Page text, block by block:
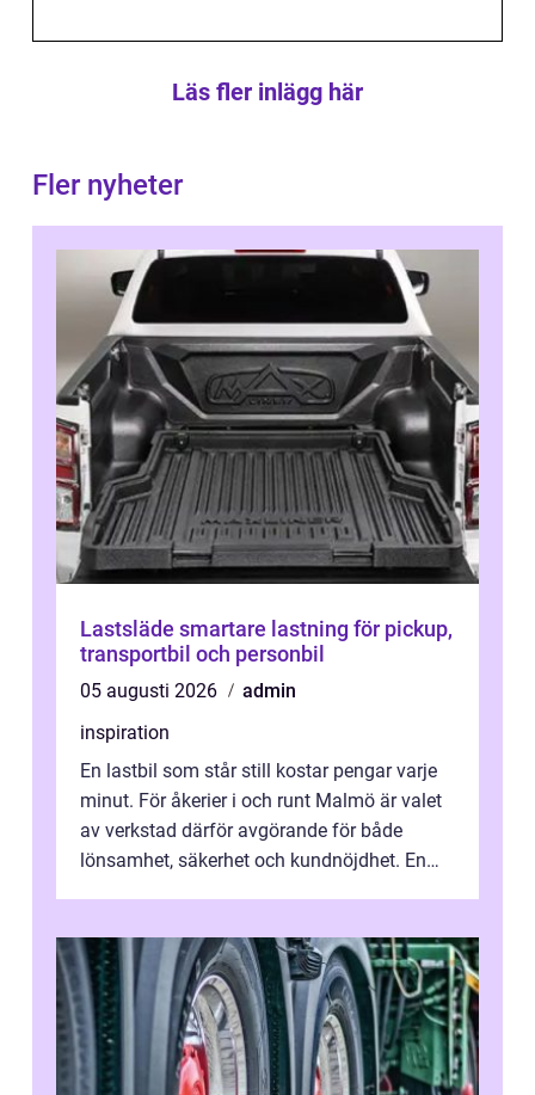
Läs fler inlägg här
Fler nyheter
Lastsläde smartare lastning för pickup,
transportbil och personbil
05 augusti 2026
admin
inspiration
En lastbil som står still kostar pengar varje
minut. För åkerier i och runt Malmö är valet
av verkstad därför avgörande för både
lönsamhet, säkerhet och kundnöjdhet. En